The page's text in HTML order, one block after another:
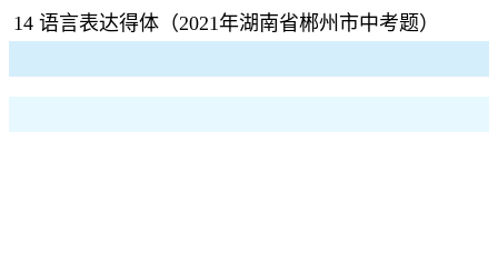
14 语言表达得体（2021年湖南省郴州市中考题）